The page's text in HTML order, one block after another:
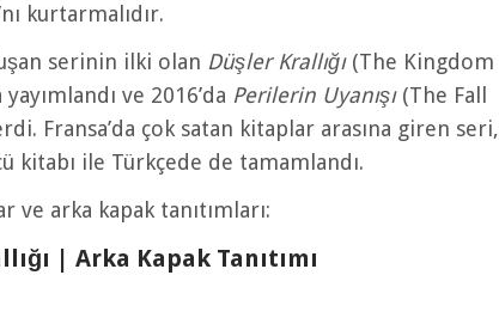
kurtarmalıdır.
serinin ilki olan Düşler Krallığı(The Kingdom
ve 2016’da Perilerin Uyanışı(The Fall
Fransa’da çok satan kitaplar arasına giren seri,
kitabı ile Türkçede de tamamlandı.
ve arka kapak tanıtımları:
| Arka Kapak Tanıtımı